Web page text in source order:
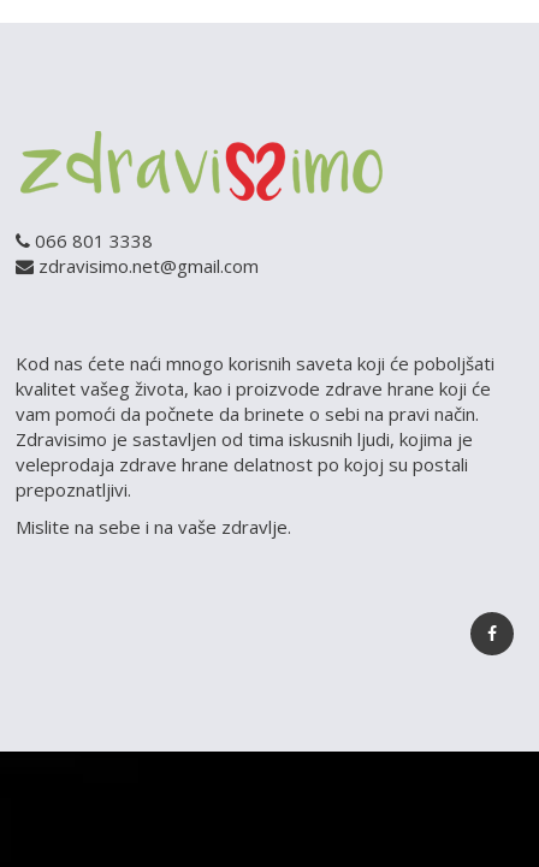
066 801 3338
zdravisimo.net@gmail.com
Kod nas ćete naći mnogo korisnih saveta koji će poboljšati
kvalitet vašeg života, kao i proizvode zdrave hrane koji će
vam pomoći da počnete da brinete o sebi na pravi način.
Zdravisimo je sastavljen od tima iskusnih ljudi, kojima je
veleprodaja zdrave hrane delatnost po kojoj su postali
prepoznatljivi.
Mislite na sebe i na vaše zdravlje.